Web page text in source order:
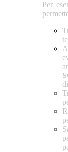
Per
di